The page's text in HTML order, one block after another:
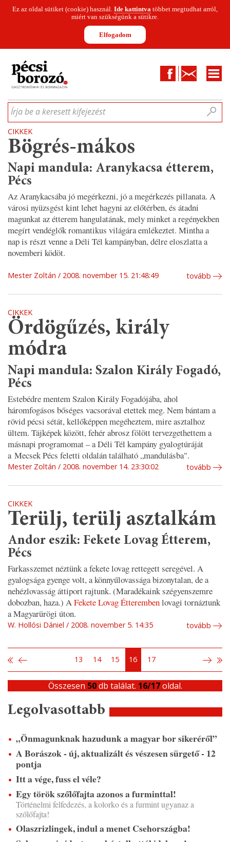
Ez az oldal sütiket (cookie) használ. Ide kattintva többet megtudhat arról,
miért van szükségünk a sütikre.
Elfogadom
FacebookKapcsolat
CIKKEKHÍREKINFOGRAFIKÁKMUNKATÁRSAKWINESOFA
Írja be a keresett kifejezést
CIKKEK
Bögrés-mákos
Napi mandula: Aranykacsa étterem,
Pécs
Az Aranykacsába jó megérkezni, jó a megérkezés pillanata. A
városi nyüzsgést kint lehet hagyni az előtérben, és átadni
magunkat az étterem hangulatának, mely minket a regényekben
megírt vendéglők romantikus világára emlékeztet. Mintha a
nap is részt venne a Déli Tél kampányban, délre eloszlatta a
novemberi ködöt.
Mester Zoltán 2008. november 15. 21:48:49 tovább
CIKKEK
Ördögűzés, király
módra
Napi mandula: Szalon Király Fogadó,
Pécs
Estebédre mentem Szalon Király Fogadójába, ahol
háromfogásos bőséges vacsorával etettek meg. Nem bántam a
rövid pécsi sétát, kellőképpen megéheztem, mire asztalhoz
ültem. Tájképek között, fehér abrosz fölött tervezgethettem a
másnapi programomat – a Déli Tél kampány gyalogtúráját
a Mecsek Pécs feletti oldalán található „mandulásba".
Mester Zoltán 2008. november 14. 23:30:02 tovább
CIKKEK
Terülj, terülj asztalkám
Andor eszik: Fekete Lovag Étterem,
Pécs
Farkasszemet néztünk a fekete lovag rettegett seregével. A
gyalogsága gyenge volt, a könnyűlovassága bizonytalan, de a
nehézlovasság áttiport rajtunk. (Maradékaink szégyenszemre
dobozban, haza.) AFekete Lovag Étterembenlovagi tornáztunk
a Magyarürögi úton.
W. Hollósi Dániel 2008. november 5. 14:35 tovább
13 14 15 16 17
Összesen 50db találat. 16/17oldal.
Legolvasottabb
„Önmagunknak hazudunk a magyar bor sikeréről”
A Borászok - új, aktualizált és vészesen sürgető - 12
pontja
Itt a vége, fuss el véle?
Egy török szőlőfajta azonos a furminttal!
Történelmi felfedezés, a kolorko és a furmint ugyanaz a
szőlőfajta!
Olaszrizlingek, indul a menet Csehországba!